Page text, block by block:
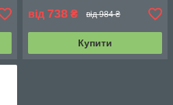
від 738 ₴ від 984 ₴
Купити